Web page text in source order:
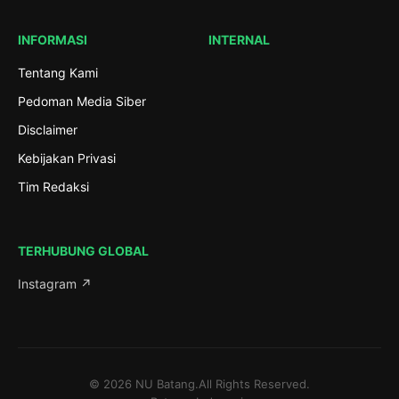
INFORMASI
Tentang Kami
Pedoman Media Siber
Disclaimer
Kebijakan Privasi
Tim Redaksi
INTERNAL
TERHUBUNG GLOBAL
Instagram ↗
© 2026 NU Batang.All Rights Reserved.